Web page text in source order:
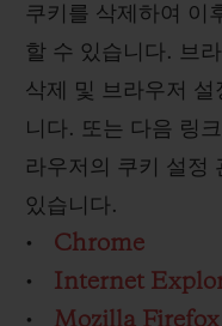
쿠키를 삭제하여 이
할 수 있습니다. 브
삭제 및 브라우저
니다. 또는 다음 링
라우저의 쿠키 설정
있습니다.
• Chrome
• Internet
• Mozilla Firefox